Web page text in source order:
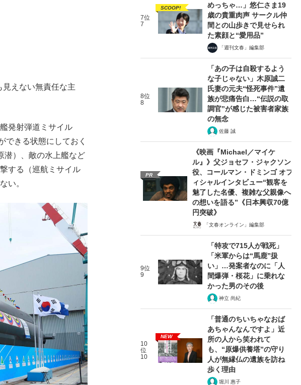
えない無責任な主
発射弾道ミサイル
できる状態にしておく
潜）、敵の水上艦など
する（巡航ミサイル
い。
7位
7
SCOOP!
めっちゃ…」悠仁さま19
歳の貴重肉声 サークル仲
間との山歩きで見せられ
た素顔と“愛用品”
「週刊文春」編集部
8位
8
「あの子は自殺するよう
な子じゃない」木原誠二
氏妻の元夫“怪死事件”遺
族が悲痛告白…“伝説の取
調官”が感じた被害者家族
の無念
佐藤 誠
PR
《映画『Michael／マイケ
ル』》父ジョセフ・ジャクソン
役、コールマン・ドミンゴ オフ
ィシャルインタビュー“観客を
魅了した名優、複雑な父親像へ
の想いを語る”《日本興収70億
円突破》
「文春オンライン」編集部
9位
9
「特攻で715人が戦死」
「米軍からは“馬鹿”扱
い」…発案者なのに「人
間爆弾・桜花」に乗れな
かった男のその後
神立 尚紀
10
位
10
NEW
「普通のちいちゃなおば
あちゃんなんですよ」近
所の人から笑われて
も、“原爆供養塔”の守り
人が無縁仏の遺族を訪ね
歩く理由
堀川 惠子